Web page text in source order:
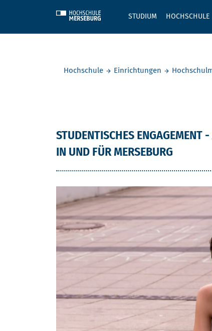
STUDIUM HOCHSCHULE
Hochschule
Einrichtungen
STUDENTISCHES ENGAGEMENT
IN UND FÜR MERSEBURG